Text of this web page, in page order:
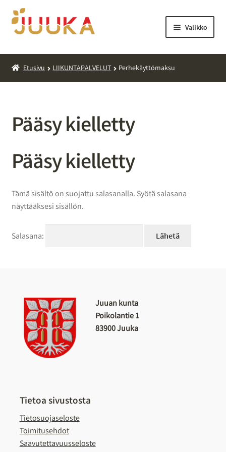
Valikko
LIIKUNTAPALVELUT
Etusivu LIIKUNTAPALVELUT Perhekäyttömaksu
Pääsy kielletty
Pääsy kielletty
Tämä sisältö on suojattu salasanalla. Syötä salasana
näyttääksesi sisällön.
Salasana:
Juuan kunta
Poikolantie 1
83900 Juuka
Tietoa sivustosta
Tietosuojaseloste
Toimitusehdot
Saavutettavuusseloste